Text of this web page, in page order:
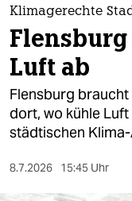
themen
politik
öko
gesellschaft
sport
Klimagerechte
Luft ab
Flensburg
dort, wo kühle
städtischen
8.7.2026 15:45 Uhr